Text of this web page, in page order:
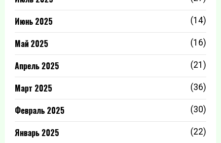
Июнь 2025 (14)
Май 2025 (16)
Апрель 2025 (21)
Март 2025 (36)
Февраль 2025 (30)
Январь 2025 (22)